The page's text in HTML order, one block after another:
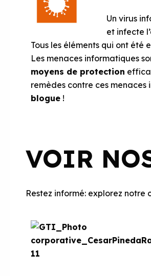
Un virus
et infecte
Tous les éléments qui ont
Les menaces informatiques
moyens de protection
remèdes contre ces
blogue !
VOIR
Restez informé: explorez notre